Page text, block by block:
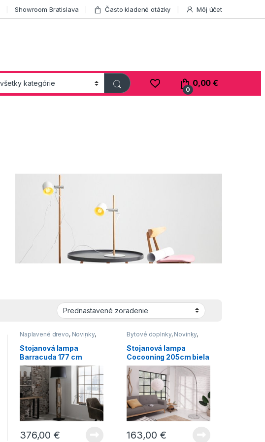
Showroom Bratislava Často kladené otázky Môj účet
0
0,00€
Naplavené drevo, Novinky,
Stojace lampy
Svietidlá
Stojanová lampa
Barracuda 177 cm
čierna
376,00€
Bytové doplnky, Novinky,
Stojace lampy
,Svietidlá
Stojanová lampa
Cocooning 205cm biela
163,00 €